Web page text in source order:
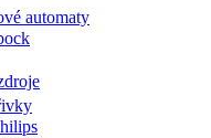
automaty